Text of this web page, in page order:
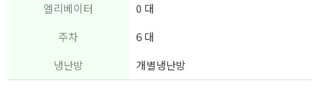
엘리베이터
0 대
주차
6 대
냉난방
개별냉난방